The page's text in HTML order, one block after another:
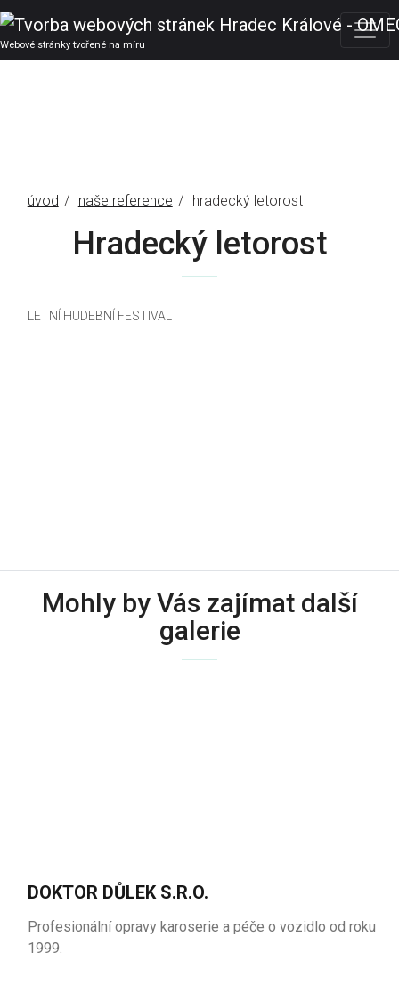
Webové stránky tvořené na míru
úvod naše reference hradecký letorost
Hradecký letorost
LETNÍ HUDEBNÍ FESTIVAL
Mohly by Vás zajímat další
galerie
DOKTOR DŮLEK S.R.O.
Profesionální opravy karoserie a péče o vozidlo od roku
1999.